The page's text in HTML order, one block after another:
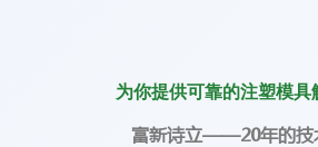
为你提供可靠的注塑模具
富新诗立——20年的技